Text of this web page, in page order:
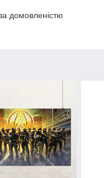
домовленістю